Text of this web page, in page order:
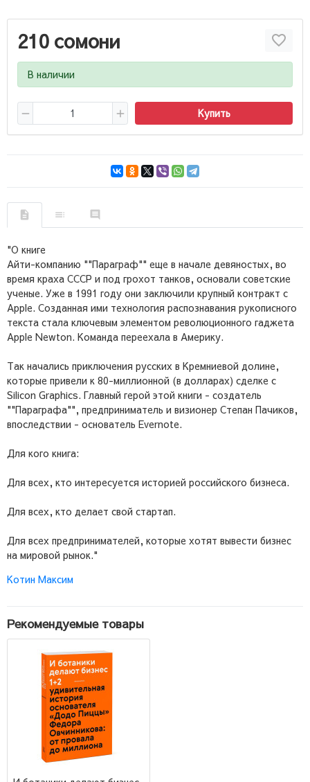
210 сомони
В наличии
Купить
"О книге
Айти-компанию ""Параграф"" еще в начале девяностых, во
время краха СССР и под грохот танков, основали советские
ученые. Уже в 1991 году они заключили крупный контракт с
Apple. Созданная ими технология распознавания рукописного
текста стала ключевым элементом революционного гаджета
Apple Newton. Команда переехала в Америку.
Так начались приключения русских в Кремниевой долине,
которые привели к 80-миллионной (в долларах) сделке с
Silicon Graphics. Главный герой этой книги - создатель
""Параграфа"", предприниматель и визионер Степан Пачиков,
впоследствии - основатель Evernote.
Для кого книга:
Для всех, кто интересуется историей российского бизнеса.
Для всех, кто делает свой стартап.
Для всех предпринимателей, которые хотят вывести бизнес
на мировой рынок."
Котин Максим
Рекомендуемые товары